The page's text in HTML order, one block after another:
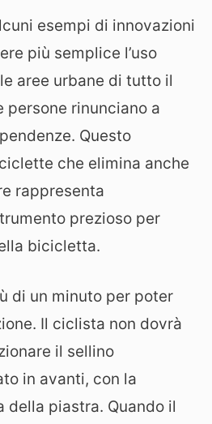
esempi di innovazioni
più semplice l’uso
aree urbane di tutto il
persone rinunciano a
Questo
che elimina anche
rappresenta
prezioso per
bicicletta.
di un minuto per poter
Il ciclista non dovrà
il sellino
in avanti, con la
piastra. Quando il